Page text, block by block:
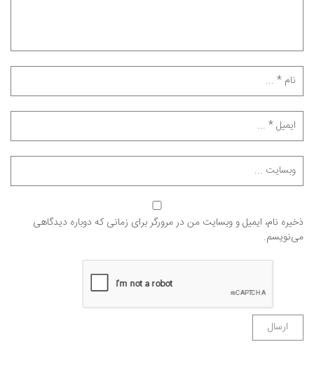
ذخیره نام، ایمیل و وبسایت من در مرورگر برای زمانی که دوباره دیدگاهی
می‌نویسم.